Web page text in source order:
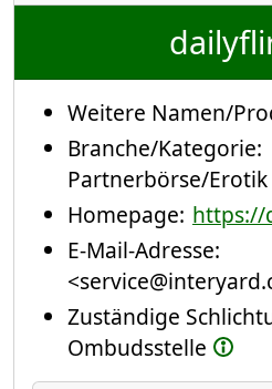
Weitere Namen/
Branche/Kategorie:
Partnerbörse/Erotik
Homepage:
E-Mail-Adresse:
Zuständige
Ombudsstelle